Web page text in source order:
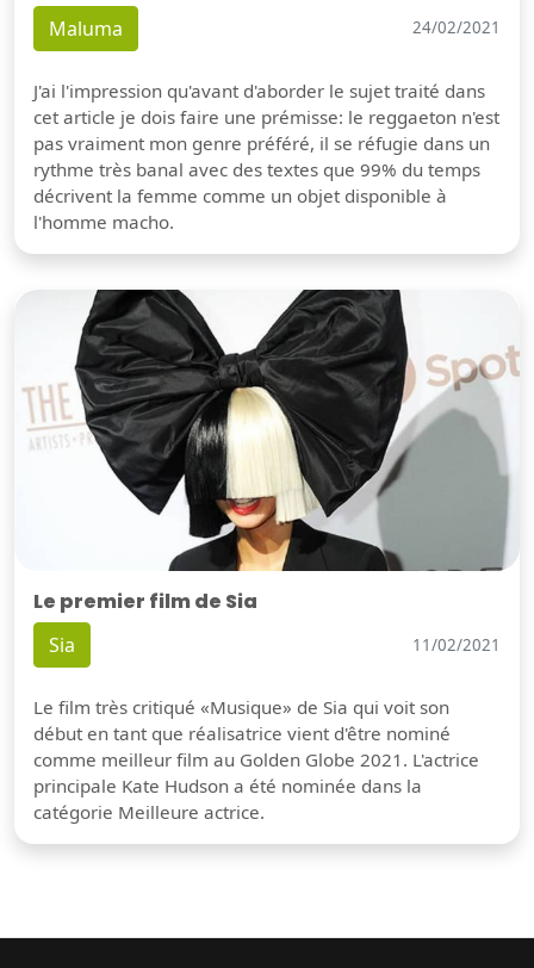
Maluma 24/02/2021
J'ai l'impression qu'avant d'aborder le sujet traité dans
cet article je dois faire une prémisse: le reggaeton n'est
pas vraiment mon genre préféré, il se réfugie dans un
rythme très banal avec des textes que 99% du temps
décrivent la femme comme un objet disponible à
l'homme macho.
Le premier film de Sia
Sia 11/02/2021
Le film très critiqué «Musique» de Sia qui voit son
début en tant que réalisatrice vient d'être nominé
comme meilleur film au Golden Globe 2021. L'actrice
principale Kate Hudson a été nominée dans la
catégorie Meilleure actrice.